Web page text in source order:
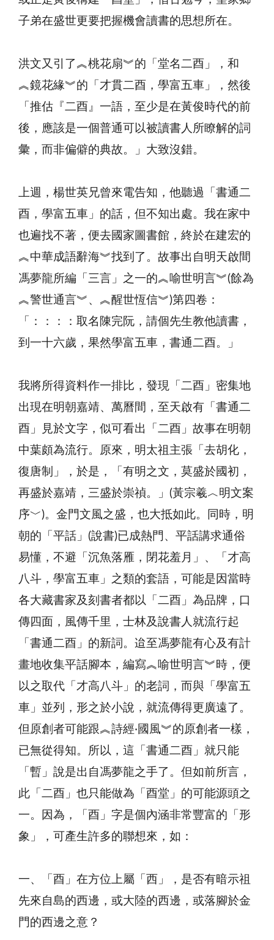
子弟在盛世更要把握機會讀書的思想所在。
洪文又引了︽桃花扇︾的「堂名二酉」，和
︽鏡花緣︾的「才貫二酉，學富五車」，然後
「推估『二酉』一語，至少是在黃俊時代的前
後，應該是一個普通可以被讀書人所瞭解的詞
彙，而非偏僻的典故。」大致沒錯。
上週，楊世英兄曾來電告知，他聽過「書通二
酉，學富五車」的話，但不知出處。我在家中
也遍找不著，便去國家圖書館，終於在建宏的
︽中華成語辭海︾找到了。故事出自明天啟間
馮夢龍所編「三言」之一的︽喻世明言︾(餘為
︽警世通言︾、︽醒世恆信︾)第四卷：
「：：：：取名陳完阮，請個先生教他讀書，
到一十六歲，果然學富五車，書通二酉。」
我將所得資料作一排比，發現「二酉」密集地
出現在明朝嘉靖、萬曆間，至天啟有「書通二
酉」見於文字，似可看出「二酉」故事在明朝
中葉頗為流行。原來，明太祖主張「去胡化，
復唐制」，於是，「有明之文，莫盛於國初，
再盛於嘉靖，三盛於崇禎。」(黃宗羲︿明文案
序﹀)。金門文風之盛，也大抵如此。同時，明
朝的「平話」(說書)已成熱門、平話講求通俗
易懂，不避「沉魚落雁，閉花羞月」、「才高
八斗，學富五車」之類的套語，可能是因當時
各大藏書家及刻書者都以「二酉」為品牌，口
傳四面，風傳千里，士林及說書人就流行起
「書通二酉」的新詞。迨至馮夢龍有心及有計
畫地收集平話腳本，編寫︽喻世明言︾時，便
以之取代「才高八斗」的老詞，而與「學富五
車」並列，形之於小說，就流傳得更廣遠了。
但原創者可能跟︽詩經‧國風︾的原創者一樣，
已無從得知。所以，這「書通二酉」就只能
「暫」說是出自馮夢龍之手了。但如前所言，
此「二酉」也只能做為「酉堂」的可能源頭之
一。因為，「酉」字是個內涵非常豐富的「形
象」，可產生許多的聯想來，如：
一、「酉」在方位上屬「西」，是否有暗示祖
先來自島的西邊，或大陸的西邊，或落腳於金
門的西邊之意？